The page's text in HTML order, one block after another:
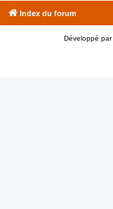
Index du forum
Développé par